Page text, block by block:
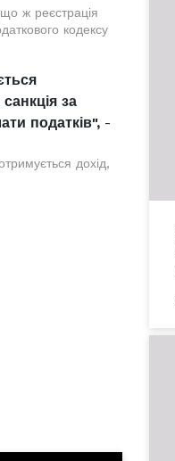
ж реєстрація
кодексу
за
податків", -
дохід,